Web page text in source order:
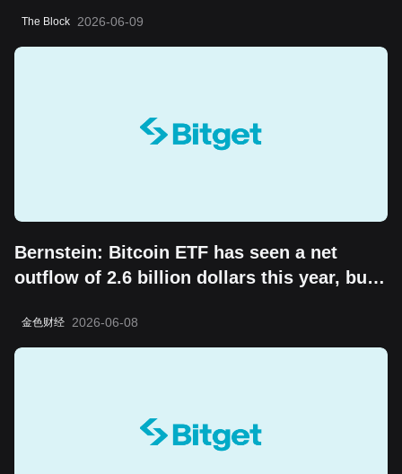
The Block 2026-06-09
Bernstein: Bitcoin ETF has seen a net
outflow of 2.6 billion dollars this year, but
long-term value storage attribute
金色财经 2026-06-08